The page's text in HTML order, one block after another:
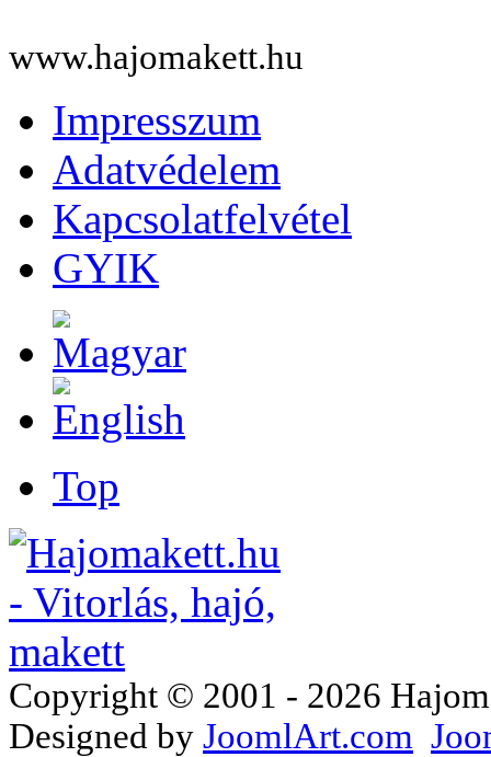
www.hajomakett.hu
Impresszum
Adatvédelem
Kapcsolatfelvétel
GYIK
Top
Copyright © 2001 - 2026
Designed by JoomlArt.com